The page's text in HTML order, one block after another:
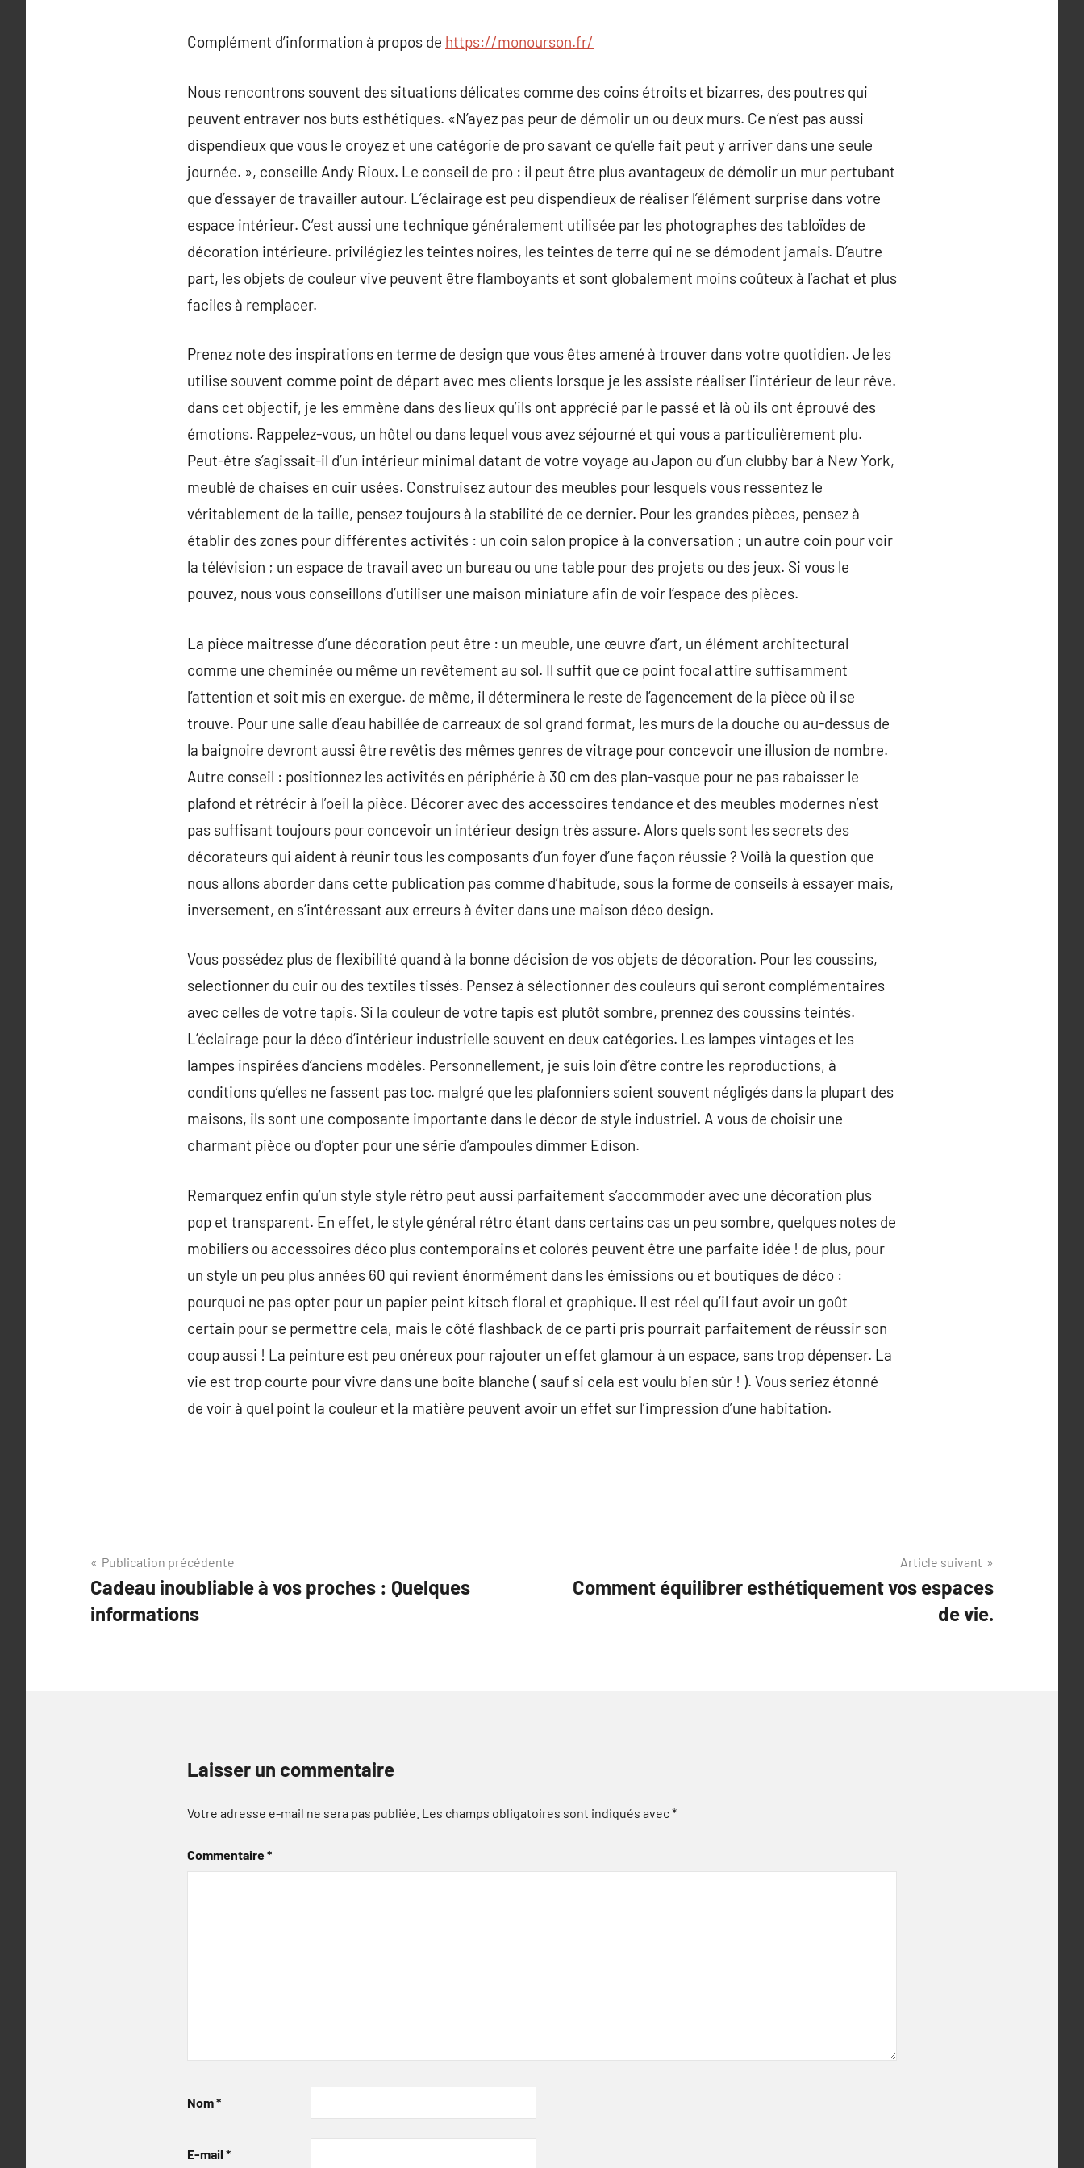
Complément d’information à propos de https://monourson.fr/
Nous rencontrons souvent des situations délicates comme des coins étroits et bizarres, des poutres qui
peuvent entraver nos buts esthétiques. «N’ayez pas peur de démolir un ou deux murs. Ce n’est pas aussi
dispendieux que vous le croyez et une catégorie de pro savant ce qu’elle fait peut y arriver dans une seule
journée. », conseille Andy Rioux. Le conseil de pro : il peut être plus avantageux de démolir un mur pertubant
que d’essayer de travailler autour. L’éclairage est peu dispendieux de réaliser l’élément surprise dans votre
espace intérieur. C’est aussi une technique généralement utilisée par les photographes des tabloïdes de
décoration intérieure. privilégiez les teintes noires, les teintes de terre qui ne se démodent jamais. D’autre
part, les objets de couleur vive peuvent être flamboyants et sont globalement moins coûteux à l’achat et plus
faciles à remplacer.
Prenez note des inspirations en terme de design que vous êtes amené à trouver dans votre quotidien. Je les
utilise souvent comme point de départ avec mes clients lorsque je les assiste réaliser l’intérieur de leur rêve.
dans cet objectif, je les emmène dans des lieux qu’ils ont apprécié par le passé et là où ils ont éprouvé des
émotions. Rappelez-vous, un hôtel ou dans lequel vous avez séjourné et qui vous a particulièrement plu.
Peut-être s’agissait-il d’un intérieur minimal datant de votre voyage au Japon ou d’un clubby bar à New York,
meublé de chaises en cuir usées. Construisez autour des meubles pour lesquels vous ressentez le
véritablement de la taille, pensez toujours à la stabilité de ce dernier. Pour les grandes pièces, pensez à
établir des zones pour différentes activités : un coin salon propice à la conversation ; un autre coin pour voir
la télévision ; un espace de travail avec un bureau ou une table pour des projets ou des jeux. Si vous le
pouvez, nous vous conseillons d’utiliser une maison miniature afin de voir l’espace des pièces.
La pièce maitresse d’une décoration peut être : un meuble, une œuvre d’art, un élément architectural
comme une cheminée ou même un revêtement au sol. Il suffit que ce point focal attire suffisamment
l’attention et soit mis en exergue. de même, il déterminera le reste de l’agencement de la pièce où il se
trouve. Pour une salle d’eau habillée de carreaux de sol grand format, les murs de la douche ou au-dessus de
la baignoire devront aussi être revêtis des mêmes genres de vitrage pour concevoir une illusion de nombre.
Autre conseil : positionnez les activités en périphérie à 30 cm des plan-vasque pour ne pas rabaisser le
plafond et rétrécir à l’oeil la pièce. Décorer avec des accessoires tendance et des meubles modernes n’est
pas suffisant toujours pour concevoir un intérieur design très assure. Alors quels sont les secrets des
décorateurs qui aident à réunir tous les composants d’un foyer d’une façon réussie ? Voilà la question que
nous allons aborder dans cette publication pas comme d’habitude, sous la forme de conseils à essayer mais,
inversement, en s’intéressant aux erreurs à éviter dans une maison déco design.
Vous possédez plus de flexibilité quand à la bonne décision de vos objets de décoration. Pour les coussins,
selectionner du cuir ou des textiles tissés. Pensez à sélectionner des couleurs qui seront complémentaires
avec celles de votre tapis. Si la couleur de votre tapis est plutôt sombre, prennez des coussins teintés.
L’éclairage pour la déco d’intérieur industrielle souvent en deux catégories. Les lampes vintages et les
lampes inspirées d’anciens modèles. Personnellement, je suis loin d’être contre les reproductions, à
conditions qu’elles ne fassent pas toc. malgré que les plafonniers soient souvent négligés dans la plupart des
maisons, ils sont une composante importante dans le décor de style industriel. A vous de choisir une
charmant pièce ou d’opter pour une série d’ampoules dimmer Edison.
Remarquez enfin qu’un style style rétro peut aussi parfaitement s’accommoder avec une décoration plus
pop et transparent. En effet, le style général rétro étant dans certains cas un peu sombre, quelques notes de
mobiliers ou accessoires déco plus contemporains et colorés peuvent être une parfaite idée ! de plus, pour
un style un peu plus années 60 qui revient énormément dans les émissions ou et boutiques de déco :
pourquoi ne pas opter pour un papier peint kitsch floral et graphique. Il est réel qu’il faut avoir un goût
certain pour se permettre cela, mais le côté flashback de ce parti pris pourrait parfaitement de réussir son
coup aussi ! La peinture est peu onéreux pour rajouter un effet glamour à un espace, sans trop dépenser. La
vie est trop courte pour vivre dans une boîte blanche ( sauf si cela est voulu bien sûr ! ). Vous seriez étonné
de voir à quel point la couleur et la matière peuvent avoir un effet sur l’impression d’une habitation.
Navigation
de
l’article
Publication précédente
Cadeau inoubliable à vos proches : Quelques
informations
Article suivant
Comment équilibrer esthétiquement vos espaces
de vie.
Laisser un commentaire
Votre adresse e-mail ne sera pas publiée. Les champs obligatoires sont indiqués avec*
Commentaire*
Nom*
E-mail *